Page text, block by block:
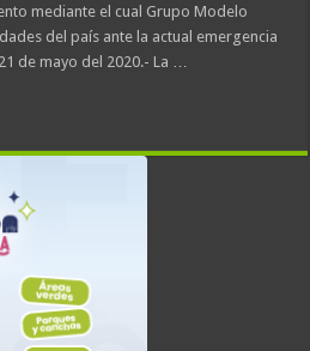
mediante el cual Grupo Modelo
del país ante la actual emergencia
de mayo del 2020.- La …